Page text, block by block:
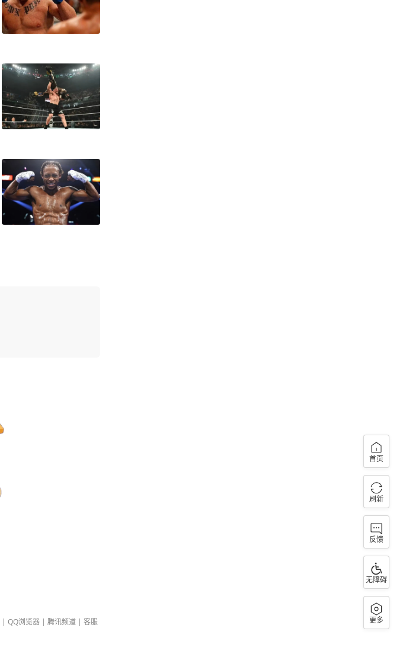
| QQ浏览器 | 腾讯频道 | 客服
首页
刷新
反馈
无障碍
更多